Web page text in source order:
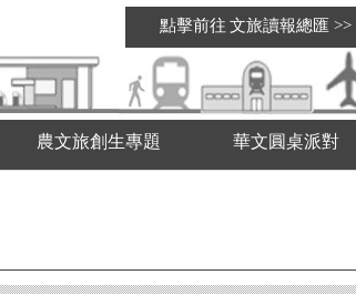
點擊前往 文旅讀報總匯 >>
農文旅創生專題 華文圓桌派對